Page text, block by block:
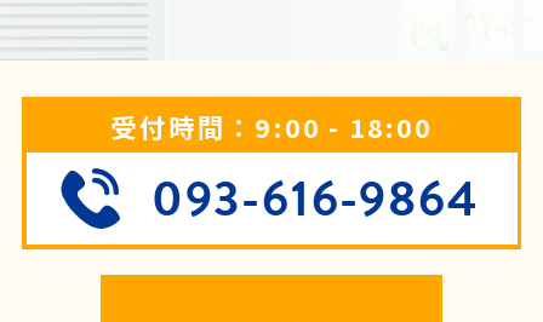
受付時間：9:00 - 18:00
093-616-9864